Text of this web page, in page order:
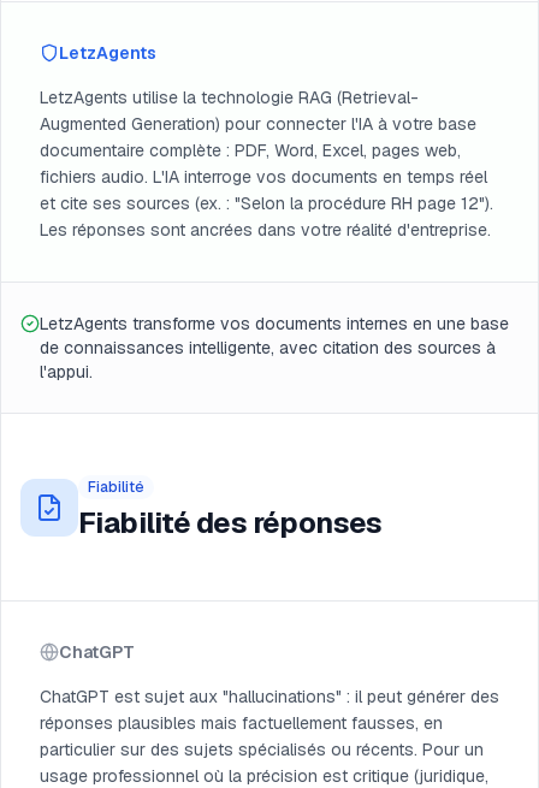
LetzAgents
LetzAgents utilise la technologie RAG (Retrieval-
Augmented Generation) pour connecter l'IA à votre base
documentaire complète : PDF, Word, Excel, pages web,
fichiers audio. L'IA interroge vos documents en temps réel
et cite ses sources (ex. : "Selon la procédure RH page 12").
Les réponses sont ancrées dans votre réalité d'entreprise.
LetzAgents transforme vos documents internes en une base
de connaissances intelligente, avec citation des sources à
l'appui.
Fiabilité
Fiabilité des réponses
ChatGPT
ChatGPT est sujet aux "hallucinations" : il peut générer des
réponses plausibles mais factuellement fausses, en
particulier sur des sujets spécialisés ou récents. Pour un
usage professionnel où la précision est critique (juridique,